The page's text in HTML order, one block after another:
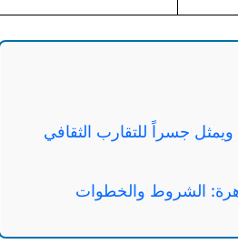
جسراً للتقارب الثقافي
الشروط والخطوات